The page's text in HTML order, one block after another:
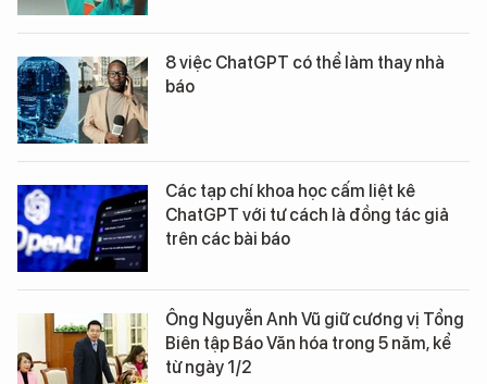
8 việc ChatGPT có thể làm thay nhà
báo
Các tạp chí khoa học cấm liệt kê
ChatGPT với tư cách là đồng tác giả
trên các bài báo
Ông Nguyễn Anh Vũ giữ cương vị Tổng
Biên tập Báo Văn hóa trong 5 năm, kể
từ ngày 1/2